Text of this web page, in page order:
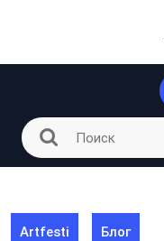
Artfesti Блог